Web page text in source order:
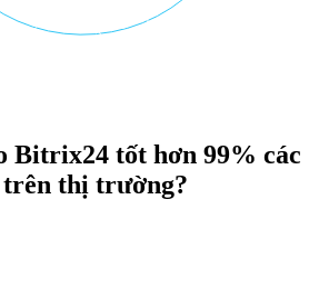
Bitrix24 tốt hơn 99% các
thị trường?